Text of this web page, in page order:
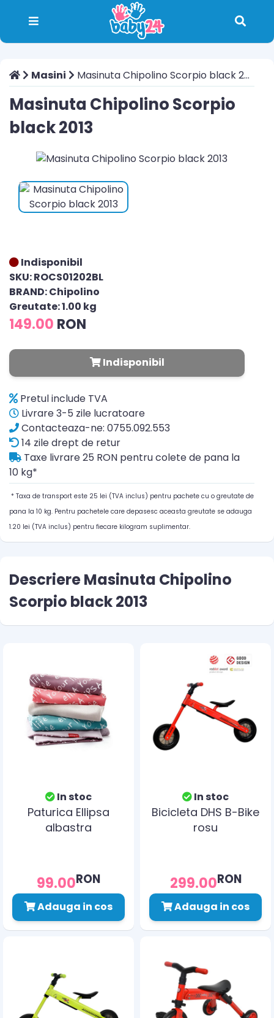
Masini Masinuta Chipolino Scorpio black 2013
Masinuta Chipolino Scorpio
black 2013
Indisponibil
SKU: ROCS01202BL
BRAND: Chipolino
Greutate: 1.00 kg
149.00 RON
Indisponibil
Pretul include TVA
Livrare 3-5 zile lucratoare
Contacteaza-ne: 0755.092.553
14 zile drept de retur
Taxe livrare 25 RON pentru colete de pana la
10 kg*
* Taxa de transport este 25 lei (TVA inclus) pentru pachete cu o greutate de
pana la 10 kg. Pentru pachetele care depasesc aceasta greutate se adauga
1.20 lei (TVA inclus) pentru fiecare kilogram suplimentar.
Descriere Masinuta Chipolino
Scorpio black 2013
In stoc
Paturica Ellipsa
albastra
99.00RON
Adauga in cos
In stoc
Bicicleta DHS B-Bike
rosu
299.00RON
Adauga in cos